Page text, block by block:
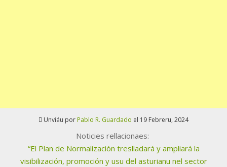
Unviáu por Pablo R. Guardado el 19 Febreru, 2024
Noticies rellacionaes:
“El Plan de Normalización treslladará y ampliará la
visibilización, promoción y usu del asturianu nel sector